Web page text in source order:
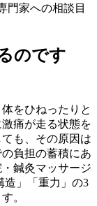
門家への相談目
のです
をひねったりと
痛が走る状態を
も、その原因は
負担の蓄積にあ
鍼灸マッサージ
造」「重力」の3
。